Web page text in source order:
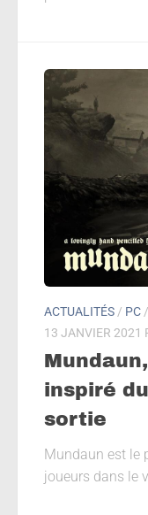
ACTUALITÉS / PC /
13 JANVIER 2021
inspiré
sortie
Mundaun est le
joueurs dans le